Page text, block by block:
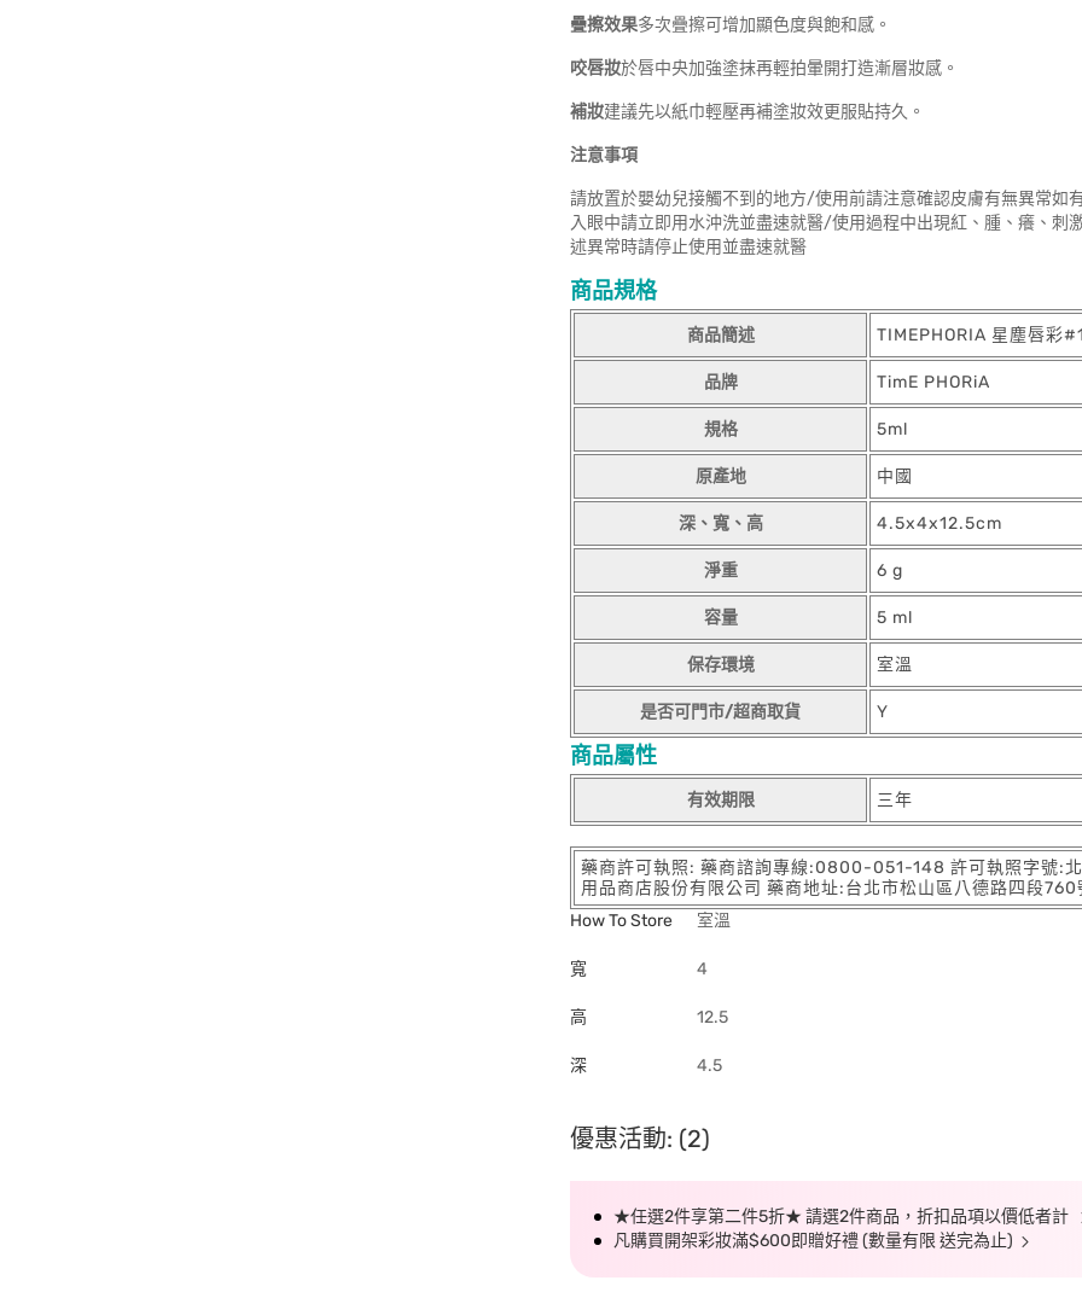
疊擦效果多次疊擦可增加顯色度與飽和感。
咬唇妝於唇中央加強塗抹再輕拍暈開打造漸層妝感。
補妝建議先以紙巾輕壓再補塗妝效更服貼持久。
注意事項
請放置於嬰幼兒接觸不到的地方/使用前請注意確認皮膚有無異常
入眼中請立即用水沖洗並盡速就醫/使用過程中出現紅、腫、癢、
述異常時請停止使用並盡速就醫
商品規格
商品簡述 TIMEPHORIA 星塵唇彩
品牌 TimE PHORiA
規格 5ml
原產地 中國
深、寬、高 4.5x4x12.5cm
淨重 6 g
容量 5 ml
保存環境 室溫
是否可門市/超商取貨 Y
商品屬性
有效期限 三年
藥商許可執照: 藥商諮詢專線:0800-051-148 許可執照字號:
用品商店股份有限公司 藥商地址:台北市松山區八德路四段
How To Store
室溫
寬 4
高 12.5
深 4.5
優惠活動: (2)
★任選2件享第二件5折★ 請選2件商品，折扣品項以價低者計
凡購買開架彩妝滿$600即贈好禮 (數量有限 送完為止)